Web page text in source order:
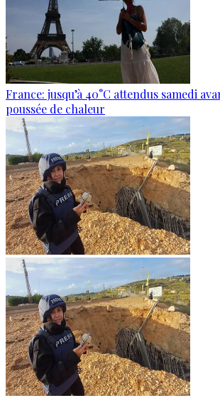
France: jusqu’à 40°C attendus samedi
poussée de chaleur